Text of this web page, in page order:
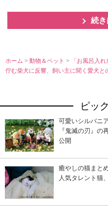
続き
ホーム >動物＆ペット>
「お風呂入
佇む柴犬に反響、飼い主に聞く愛犬と
ピッ
可愛いシルバニ
『鬼滅の刃』の
公開
癒やしの猫まと
人気タレント猫